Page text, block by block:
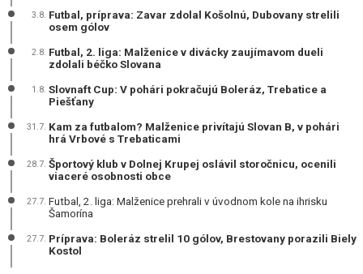
3.8. Futbal, príprava: Zavar zdolal Košolnú, Dubovany strelili
osem gólov
2.8. Futbal, 2. liga: Malženice v divácky zaujímavom dueli
zdolali béčko Slovana
1.8. Slovnaft Cup: V pohári pokračujú Boleráz, Trebatice a
Piešťany
31.7. Kam za futbalom? Malženice privítajú Slovan B, v pohári
hrá Vrbové s Trebaticami
28.7. Športový klub v Dolnej Krupej oslávil storočnicu, ocenili
viaceré osobnosti obce
27.7. Futbal, 2. liga: Malženice prehrali v úvodnom kole na ihrisku
Šamorína
27.7. Príprava: Boleráz strelil 10 gólov, Brestovany porazili Biely
Kostol